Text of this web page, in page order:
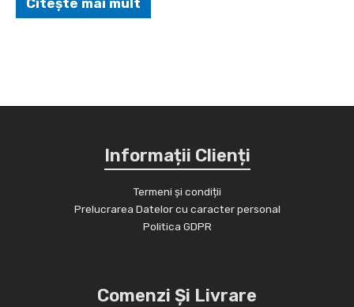
Informații Clienți
Termeni și condiții
Prelucrarea Datelor cu caracter personal
Politica GDPR
Comenzi Și Livrare